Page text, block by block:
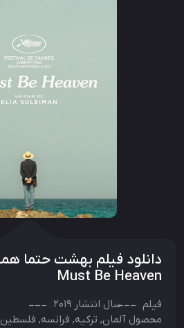
Must Be Heaven
فیلم سال انتشار 2019
محصول آلمان, ترکیه, فرانسه, فلسطین